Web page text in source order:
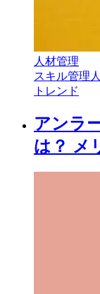
人材管理
スキル管理
トレンド
アンラ
は？ メ